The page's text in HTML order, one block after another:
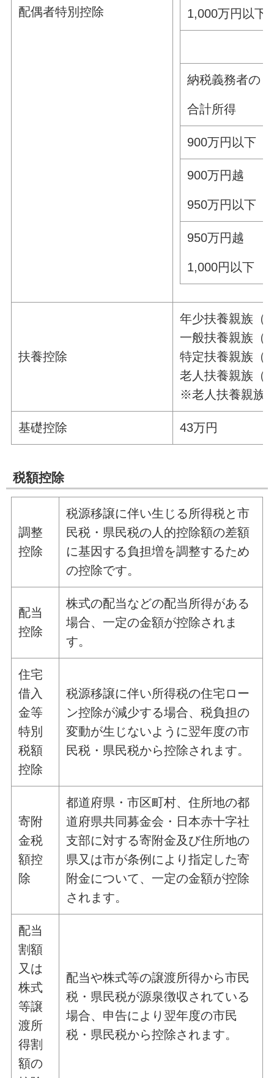
配偶者特別控除 1,000万円以下
納税義務者の
合計所得
900万円以下
900万円越
950万円以下
950万円越
1,000円以下
扶養控除
年少扶養親族（
一般扶養親族（
特定扶養親族（
老人扶養親族（
※老人扶養親族
基礎控除 43万円
税額控除
調整
控除
税源移譲に伴い生じる所得税と市
民税・県民税の人的控除額の差額
に基因する負担増を調整するため
の控除です。
配当
控除
株式の配当などの配当所得がある
場合、一定の金額が控除されま
す。
住宅
借入
金等
特別
税額
控除
税源移譲に伴い所得税の住宅ロー
ン控除が減少する場合、税負担の
変動が生じないように翌年度の市
民税・県民税から控除されます。
寄附
金税
額控
除
都道府県・市区町村、住所地の都
道府県共同募金会・日本赤十字社
支部に対する寄附金及び住所地の
県又は市が条例により指定した寄
附金について、一定の金額が控除
されます。
配当
割額
又は
株式
等譲
渡所
得割
額の
配当や株式等の譲渡所得から市民
税・県民税が源泉徴収されている
場合、申告により翌年度の市民
税・県民税から控除されます。